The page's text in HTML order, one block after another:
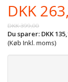
DKK
DKK 399,00
Du sparer: DKK
(Køb Inkl. moms)